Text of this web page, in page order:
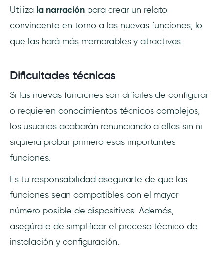
Utiliza la narración para crear un relato
convincente en torno a las nuevas funciones, lo
que las hará más memorables y atractivas.
Dificultades técnicas
Si las nuevas funciones son difíciles de configurar
o requieren conocimientos técnicos complejos,
los usuarios acabarán renunciando a ellas sin ni
siquiera probar primero esas importantes
funciones.
Es tu responsabilidad asegurarte de que las
funciones sean compatibles con el mayor
número posible de dispositivos. Además,
asegúrate de simplificar el proceso técnico de
instalación y configuración.